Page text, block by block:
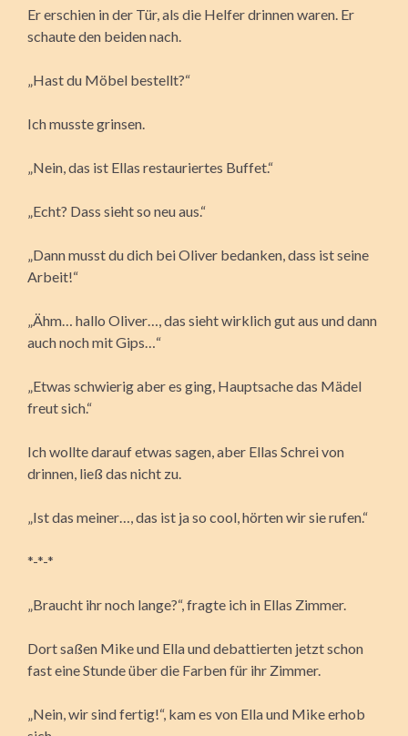
Er erschien in der Tür, als die Helfer drinnen waren. Er
schaute den beiden nach.
„Hast du Möbel bestellt?“
Ich musste grinsen.
„Nein, das ist Ellas restauriertes Buffet.“
„Echt? Dass sieht so neu aus.“
„Dann musst du dich bei Oliver bedanken, dass ist seine
Arbeit!“
„Ähm… hallo Oliver…, das sieht wirklich gut aus und dann
auch noch mit Gips…“
„Etwas schwierig aber es ging, Hauptsache das Mädel
freut sich.“
Ich wollte darauf etwas sagen, aber Ellas Schrei von
drinnen, ließ das nicht zu.
„Ist das meiner…, das ist ja so cool, hörten wir sie rufen.“
*-*-*
„Braucht ihr noch lange?“, fragte ich in Ellas Zimmer.
Dort saßen Mike und Ella und debattierten jetzt schon
fast eine Stunde über die Farben für ihr Zimmer.
„Nein, wir sind fertig!“, kam es von Ella und Mike erhob